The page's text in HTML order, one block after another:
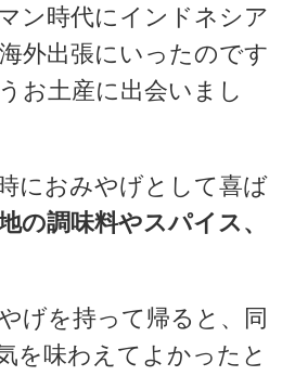
ン時代にインドネシア
外出張にいったのです
お土産に出会いまし
におみやげとして喜ば
の調味料やスパイス、
げを持って帰ると、同
を味わえてよかったと